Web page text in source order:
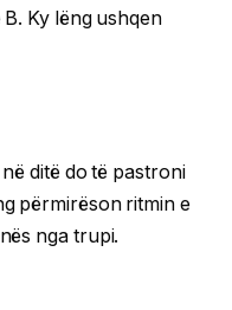
Ky lëng ushqen
ditë do të pastroni
përmirëson ritmin e
nga trupi.